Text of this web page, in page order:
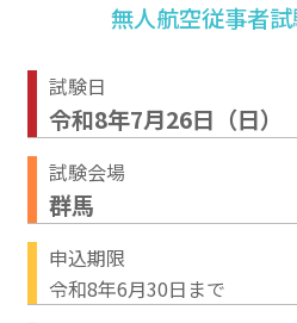
無人航空従事者
試験日
令和8年7月26日（日）
試験会場
群馬
申込期限
令和8年6月30日まで